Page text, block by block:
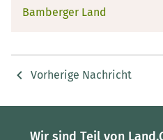
Bamberger Land
Vorherige Nachricht
Wir sind Teil von